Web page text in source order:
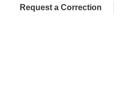
Request a Correction